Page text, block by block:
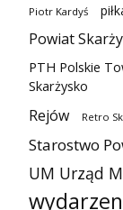
Piotr Kardyś
Powiat
PTH Polskie
Skarżysko
Rejów Retro
Starostwo
UM Urząd